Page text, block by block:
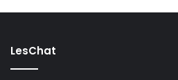
LesChat